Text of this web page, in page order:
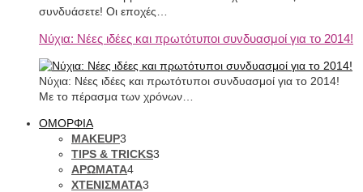
συνδυάσετε! Οι εποχές…
Νύχια: Νέες ιδέες και πρωτότυποι συνδυασμοί για το 2014!
Νύχια: Νέες ιδέες και πρωτότυποι συνδυασμοί για το 2014!
Με το πέρασμα των χρόνων…
ΟΜΟΡΦΙΑ
MAKEUP3
TIPS & TRICKS3
ΑΡΩΜΑΤΑ4
ΧΤΕΝΙΣΜΑΤΑ3